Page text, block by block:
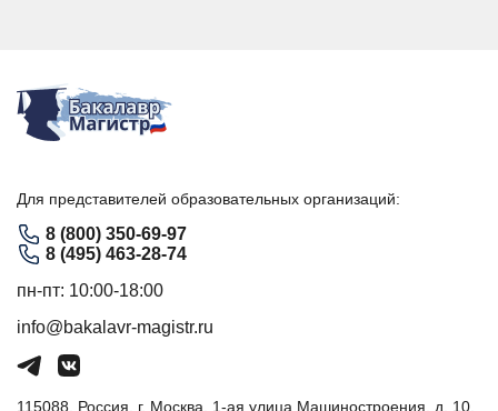
Для представителей образовательных организаций:
8 (800) 350-69-97
8 (495) 463-28-74
пн-пт: 10:00-18:00
info@bakalavr-magistr.ru
115088, Россия, г. Москва, 1-ая улица Машиностроения, д. 10,